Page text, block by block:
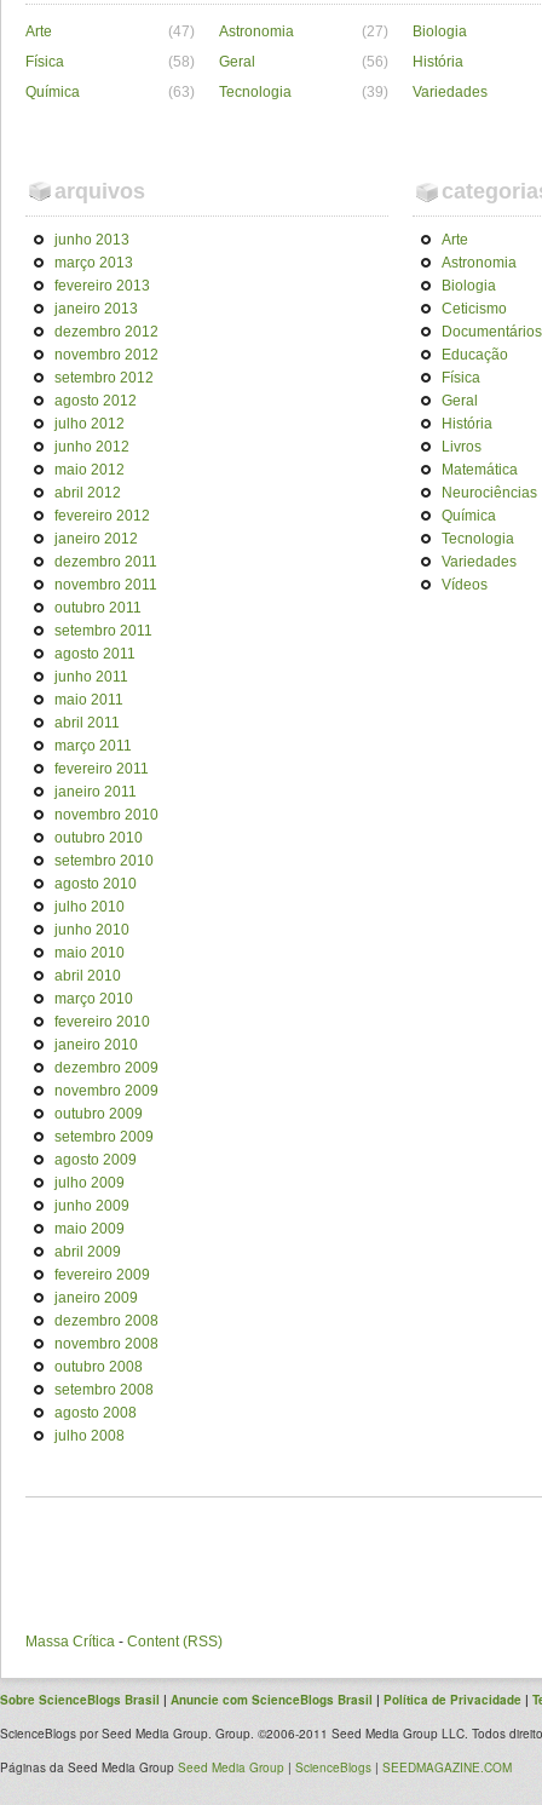
Arte (47) Astronomia (27)
Biologia
Física
(58) Geral (56)
História
Química
(63) Tecnologia (39) Variedades
arquivos
junho 2013
março 2013
fevereiro 2013
janeiro 2013
dezembro 2012
novembro 2012
setembro 2012
agosto 2012
julho 2012
junho 2012
maio 2012
abril 2012
fevereiro 2012
janeiro 2012
dezembro 2011
novembro 2011
outubro 2011
setembro 2011
agosto 2011
junho 2011
maio 2011
abril 2011
março 2011
fevereiro 2011
janeiro 2011
novembro 2010
outubro 2010
setembro 2010
agosto 2010
julho 2010
junho 2010
maio 2010
abril 2010
março 2010
fevereiro 2010
janeiro 2010
dezembro 2009
novembro 2009
outubro 2009
setembro 2009
agosto 2009
julho 2009
junho 2009
maio 2009
abril 2009
fevereiro 2009
janeiro 2009
dezembro 2008
novembro 2008
outubro 2008
setembro 2008
agosto 2008
julho 2008
Arte
Astronomia
Biologia
Ceticismo
Documentários
Educação
Física
Geral
História
Livros
Matemática
Neurociências
Química
Tecnologia
Variedades
Vídeos
Massa Crítica - Content (RSS)
Sobre ScienceBlogs Brasil | Anuncie com ScienceBlogs Brasil | Política de Privacidade |
ScienceBlogs por Seed Media Group. Group. ©2006-2011 Seed Media Group LLC. Todos
Páginas da Seed Media Group Seed Media Group | ScienceBlogs | SEEDMAGAZINE.COM